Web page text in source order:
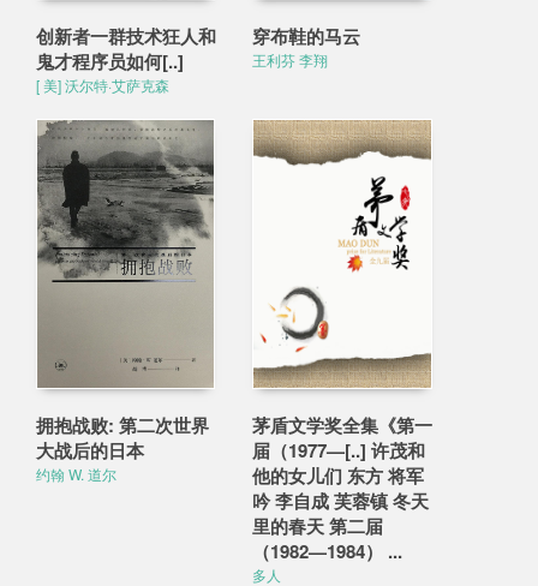
创新者一群技术狂人和
鬼才程序员如何[..]
[ 美] 沃尔特·艾萨克森
穿布鞋的马云
王利芬 李翔
拥抱战败: 第二次世界
大战后的日本
约翰 W. 道尔
茅盾文学奖全集《第一
届（1977—[..] 许茂和
他的女儿们 东方 将军
吟 李自成 芙蓉镇 冬天
里的春天 第二届
（1982—1984） ...
多人